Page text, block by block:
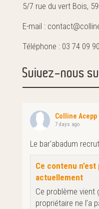
5/7 rue du vert Bois,
E-mail :
Téléphone : 03 74 09
Suivez-nous
Colline Acepp
7 days ago
Le bar'abadum
Ce contenu
actuellement
Ce problème vient
propriétaire ne l’a